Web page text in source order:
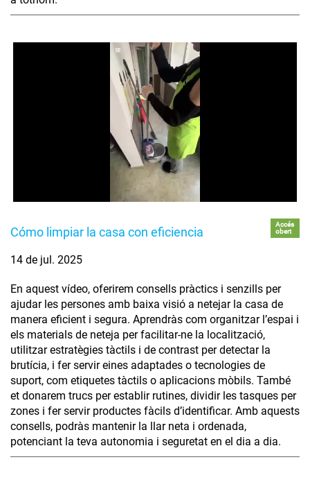
Cómo limpiar la casa con eficiencia
Accés
obert
14 de jul. 2025
En aquest vídeo, oferirem consells pràctics i senzills per
ajudar les persones amb baixa visió a netejar la casa de
manera eficient i segura. Aprendràs com organitzar l’espai i
els materials de neteja per facilitar-ne la localització,
utilitzar estratègies tàctils i de contrast per detectar la
brutícia, i fer servir eines adaptades o tecnologies de
suport, com etiquetes tàctils o aplicacions mòbils. També
et donarem trucs per establir rutines, dividir les tasques per
zones i fer servir productes fàcils d’identificar. Amb aquests
consells, podràs mantenir la llar neta i ordenada,
potenciant la teva autonomia i seguretat en el dia a dia.